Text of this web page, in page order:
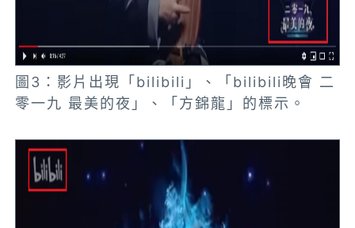
圖3：影片出現「bilibili」、「bilibili晚會 二
零一九 最美的夜」、「方錦龍」的標示。